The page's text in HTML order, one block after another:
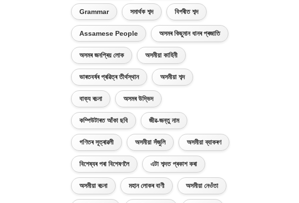
Grammar সমাৰ্থক শব্দ বিপৰীত শব্দ
Assamese People অসমৰ কিছুমান ধানৰ প্ৰজাতি
অসমৰ জনপ্ৰিয় লোক অসমীয়া কাহিনী
ভাৰতবৰ্ষৰ প্ৰৱিত্ৰ তীৰ্থস্থান অসমীয়া শব্দ
বাক্য ৰচনা অসমৰ উদ্ভিদ
কম্পিউটাৰত আঁকা ছবি জীৱ-জন্তু নাম
গণিতৰ সূত্ৰাৱলী অসমীয়া সঁজুলি অসমীয়া ব্যাকৰণ
বিশেষ্যৰ পৰা বিশেষণলৈ এটা শব্দত প্ৰকাশ কৰা
অসমীয়া ৰচনা মহান লোকৰ বাণী অসমীয়া নেওঁতা